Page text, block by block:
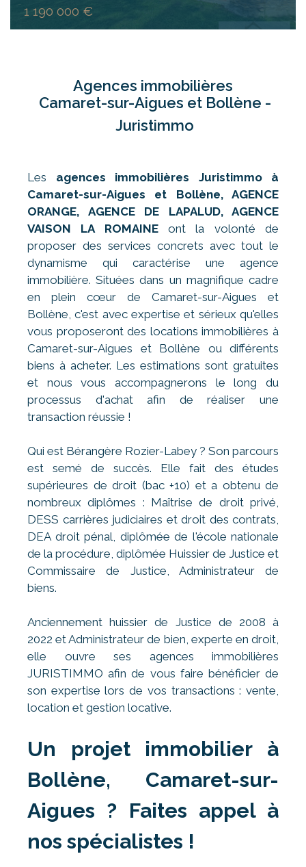
1 190 000 €
Agences immobilières
Camaret-sur-Aigues et Bollène -
Juristimmo
Les agences immobilières Juristimmo à
Camaret-sur-Aigues
et Bollène, AGENCE
ORANGE, AGENCE DE LAPALUD, AGENCE
VAISON LA ROMAINE ont la volonté de
proposer des services concrets avec tout le
dynamisme qui caractérise une agence
immobilière. Situées dans un magnifique cadre
en plein cœur de Camaret-sur-Aigues et
Bollène, c'est avec expertise et sérieux qu'elles
vous proposeront des locations immobilières à
Camaret-sur-Aigues et Bollène ou différents
biens à acheter. Les estimations sont gratuites
et nous vous accompagnerons le long du
processus d'achat afin de réaliser une
transaction réussie !
Qui est Bérangère Rozier-Labey ? Son parcours
est semé de succès. Elle fait des études
supérieures de droit (bac +10) et a obtenu de
nombreux diplômes : Maîtrise de droit privé,
DESS carrières judiciaires et droit des contrats,
DEA droit pénal, diplômée de l'école nationale
de la procédure, diplômée Huissier de Justice et
Commissaire de Justice, Administrateur de
biens.
Anciennement huissier de Justice de 2008 à
2022 et Administrateur de bien, experte en droit,
elle ouvre ses agences immobilières
JURISTIMMO afin de vous faire bénéficier de
son expertise lors de vos transactions : vente,
location et gestion locative.
Un projet immobilier à
Bollène, Camaret-sur-
Aigues ? Faites appel à
nos spécialistes !